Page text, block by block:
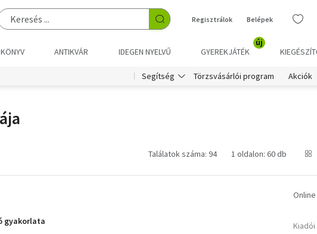
Regisztrálok Belépek
ANTIKVÁR IDEGEN NYELVŰ GYEREKJÁTÉK
új
Segítség Törzsvásárlói program Akciók
Találatok száma: 94 1 oldalon: 60 db
gyakorlata
Online
Kiadói